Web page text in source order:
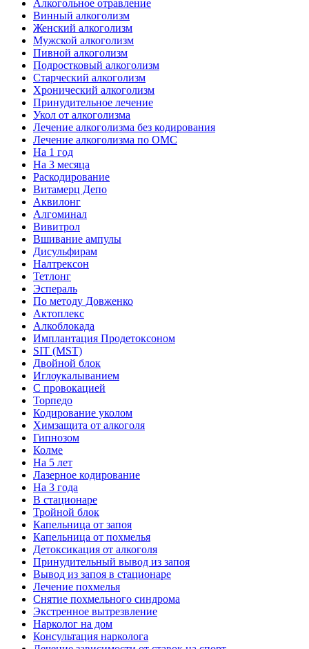
Алкогольное отравление
Винный алкоголизм
Женский алкоголизм
Мужской алкоголизм
Пивной алкоголизм
Подростковый алкоголизм
Старческий алкоголизм
Хронический алкоголизм
Принудительное лечение
Укол от алкоголизма
Лечение алкоголизма без кодирования
Лечение алкоголизма по ОМС
На 1 год
На 3 месяца
Раскодирование
Витамерц Депо
Аквилонг
Алгоминал
Вивитрол
Вшивание ампулы
Дисульфирам
Налтрексон
Тетлонг
Эспераль
По методу Довженко
Актоплекс
Алкоблокада
Имплантация Продетоксоном
SIT (MST)
Двойной блок
Иглоукалыванием
С провокацией
Торпедо
Кодирование уколом
Химзащита от алкоголя
Гипнозом
Колме
На 5 лет
Лазерное кодирование
На 3 года
В стационаре
Тройной блок
Капельница от запоя
Капельница от похмелья
Детоксикация от алкоголя
Принудительный вывод из запоя
Вывод из запоя в стационаре
Лечение похмелья
Снятие похмельного синдрома
Экстренное вытрезвление
Нарколог на дом
Консультация нарколога